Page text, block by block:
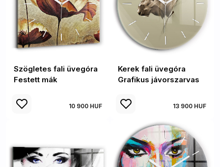
Szögletes fali üvegóra
Festett mák
10 900 HUF
Kerek fali üvegóra
Grafikus jávorszarvas
13 900 HUF